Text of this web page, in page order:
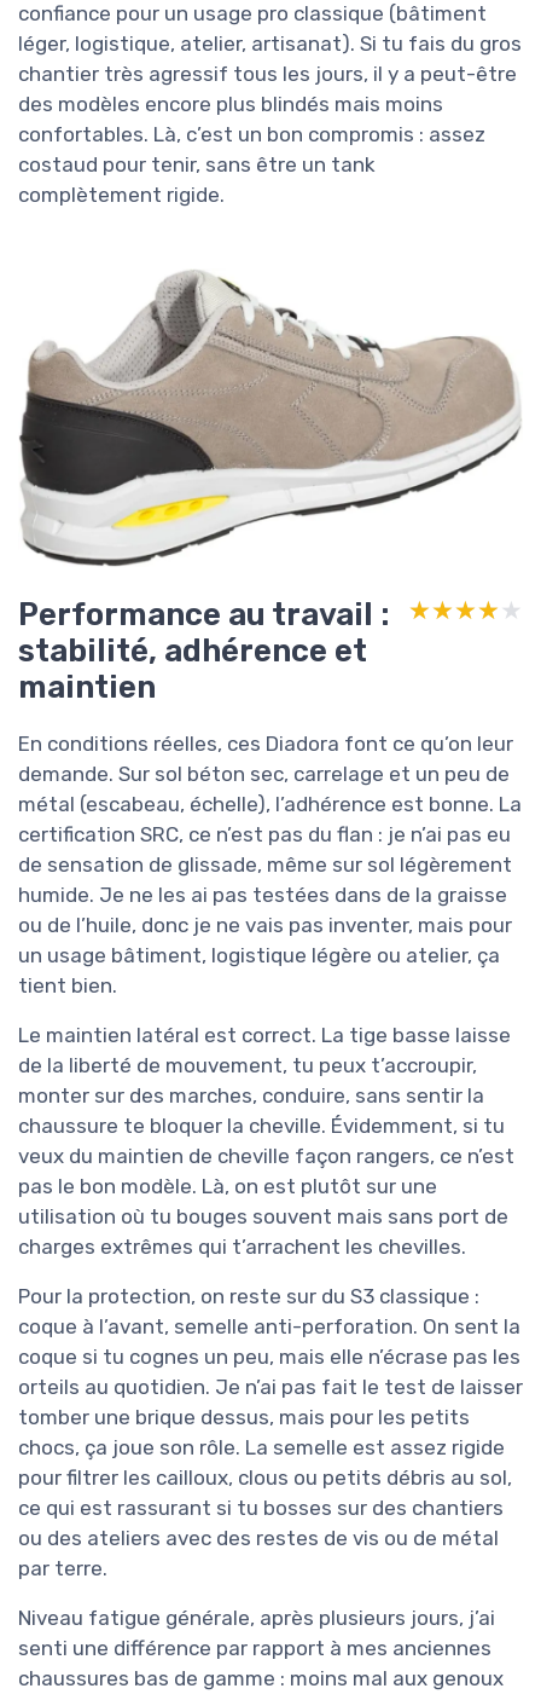
confiance pour un usage pro classique (bâtiment
léger, logistique, atelier, artisanat). Si tu fais du gros
chantier très agressif tous les jours, il y a peut-être
des modèles encore plus blindés mais moins
confortables. Là, c’est un bon compromis : assez
costaud pour tenir, sans être un tank
complètement rigide.
Performance au travail :
stabilité, adhérence et
maintien
★★★★★
★★★★★
En conditions réelles, ces Diadora font ce qu’on leur
demande. Sur sol béton sec, carrelage et un peu de
métal (escabeau, échelle), l’adhérence est bonne. La
certification SRC, ce n’est pas du flan : je n’ai pas eu
de sensation de glissade, même sur sol légèrement
humide. Je ne les ai pas testées dans de la graisse
ou de l’huile, donc je ne vais pas inventer, mais pour
un usage bâtiment, logistique légère ou atelier, ça
tient bien.
Le maintien latéral est correct. La tige basse laisse
de la liberté de mouvement, tu peux t’accroupir,
monter sur des marches, conduire, sans sentir la
chaussure te bloquer la cheville. Évidemment, si tu
veux du maintien de cheville façon rangers, ce n’est
pas le bon modèle. Là, on est plutôt sur une
utilisation où tu bouges souvent mais sans port de
charges extrêmes qui t’arrachent les chevilles.
Pour la protection, on reste sur du S3 classique :
coque à l’avant, semelle anti-perforation. On sent la
coque si tu cognes un peu, mais elle n’écrase pas les
orteils au quotidien. Je n’ai pas fait le test de laisser
tomber une brique dessus, mais pour les petits
chocs, ça joue son rôle. La semelle est assez rigide
pour filtrer les cailloux, clous ou petits débris au sol,
ce qui est rassurant si tu bosses sur des chantiers
ou des ateliers avec des restes de vis ou de métal
par terre.
Niveau fatigue générale, après plusieurs jours, j’ai
senti une différence par rapport à mes anciennes
chaussures bas de gamme : moins mal aux genoux